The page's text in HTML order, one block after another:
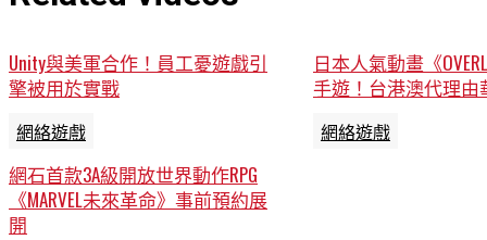
Unity與美軍合作！員工憂遊戲引
擎被用於實戰
網絡遊戲
日本人氣動畫《
手遊！台港澳代理由
網絡遊戲
網石首款3A級開放世界動作RPG
《MARVEL未來革命》事前預約展
開